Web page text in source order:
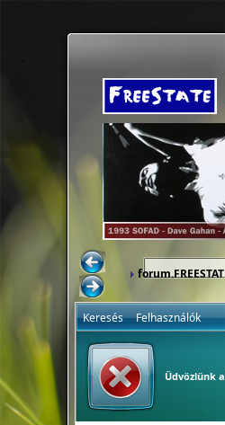
Keresés Felhasználók
Üdvözlünk